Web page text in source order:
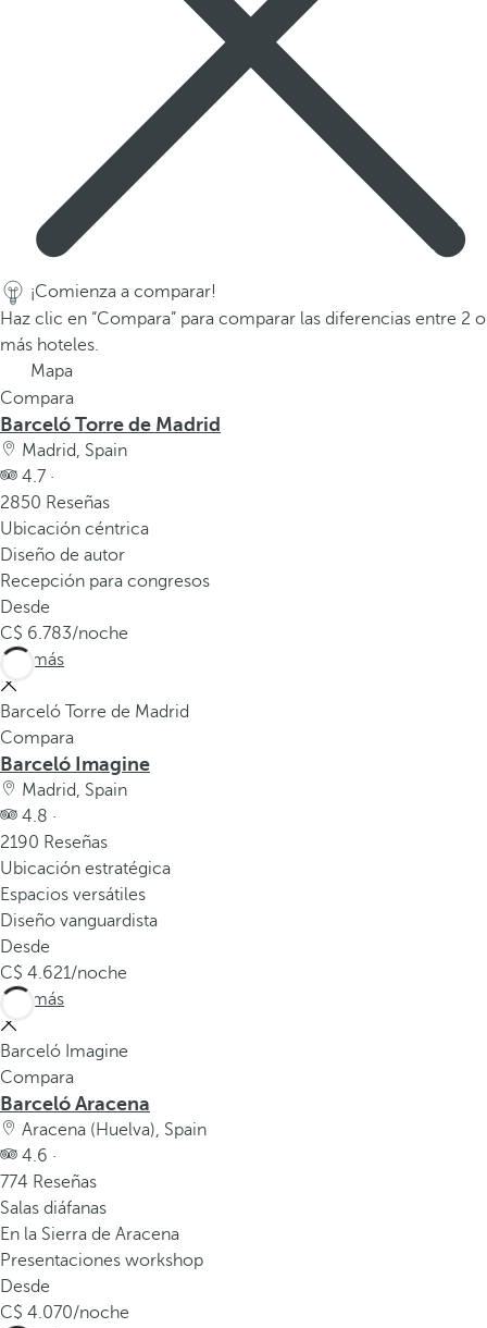
e
c
h
h
a
c
i
a
a
b
a
j
o
p
a
r
a
n
a
v
e
g
a
r
a
l
a
p
r
i
m
e
r
a
o
p
c
i
ó
¡Comienza a comparar!
Haz clic en “Compara” para comparar las diferencias entre 2 o
más hoteles.
Mapa
Compara
Barceló Torre de Madrid
Madrid, Spain
4.7 ·
2850 Reseñas
Ubicación céntrica
Diseño de autor
Recepción para congresos
Desde
6.783/noche
Ver más
Barceló Torre de Madrid
Compara
Barceló Imagine
Madrid, Spain
4.8 ·
2190 Reseñas
Ubicación estratégica
Espacios versátiles
Diseño vanguardista
Desde
4.621/noche
Ver más
Barceló Imagine
Compara
Barceló Aracena
Aracena (Huelva), Spain
4.6 ·
774 Reseñas
Salas diáfanas
En la Sierra de Aracena
Presentaciones workshop
Desde
4.070/noche